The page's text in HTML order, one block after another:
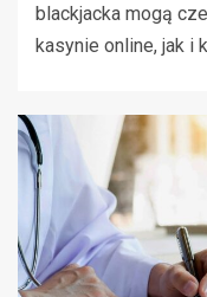
blackjacka mogą
kasynie online, jak i